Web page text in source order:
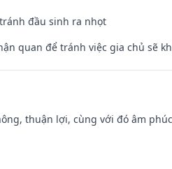
đầu sinh ra nhọt
quan để tránh việc gia chủ sẽ
thuận lợi, cùng với đó âm